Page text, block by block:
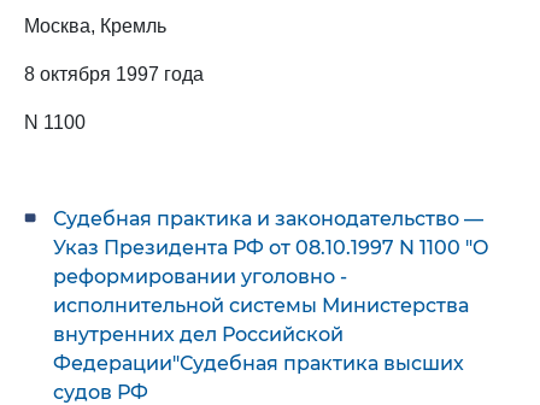
Москва, Кремль
8 октября 1997 года
N 1100
Судебная практика и законодательство —
Указ Президента РФ от 08.10.1997 N 1100 "О
реформировании уголовно -
исполнительной системы Министерства
внутренних дел Российской
Федерации"Судебная практика высших
судов РФ